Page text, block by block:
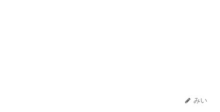
みい